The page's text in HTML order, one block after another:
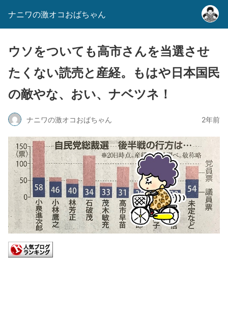
ナニワの激オコおばちゃん
ウソをついても高市さんを当選させ
たくない読売と産経。もはや日本国民
の敵やな、おい、ナベツネ！
ナニワの激オコおばちゃん 2年前